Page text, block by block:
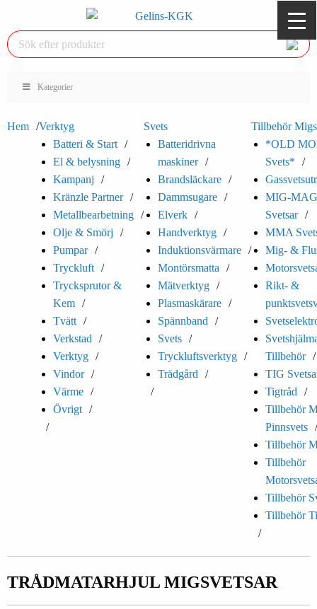
Kategorier
Hem
Verktyg
Batteri & Start
El & belysning
Kampanj
Kränzle Partner
Metallbearbetning
Olje & Smörj
Pumpar
Tryckluft
Trycksprutor &
Kem
Tvätt
Verkstad
Verktyg
Vindor
Värme
Övrigt
Svets
Batteridrivna
maskiner
Brandsläckare
Dammsugare
Elverk
Handverktyg
Induktionsvärmare
Montörsmatta
Mätverktyg
Plasmaskärare
Spännband
Svets
Tryckluftsverktyg
Trädgård
Tillbehör
*OLD
Svets*
MIG-MAG
Svetsar
MMA
Mig- &
Rikt- &
Tillbehör
TIG
Tigtråd
Tillbehör
Pinnsvets
Tillbehör
Tillbehör
Tillbehör
Tillbehör
TRÅDMATARHJUL MIGSVETSAR